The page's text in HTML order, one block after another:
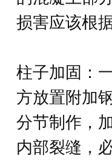
损害应该根
柱子加固：
方放置附加
分节制作，
内部裂缝，